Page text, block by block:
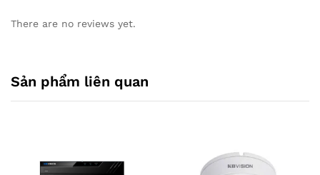
There are no reviews yet.
Sản phẩm liên quan